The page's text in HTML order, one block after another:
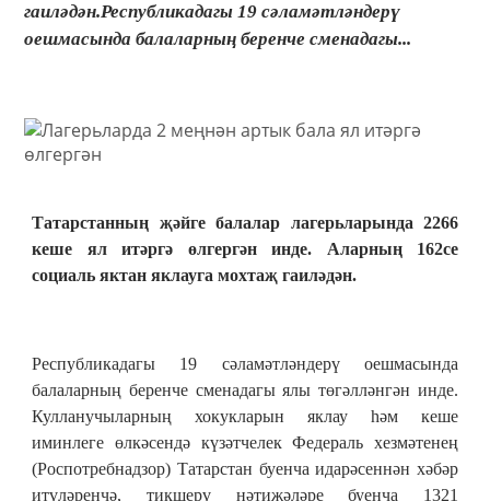
гаиләдән.Республикадагы 19 сәламәтләндерү
оешмасында балаларның беренче сменадагы...
Татарстанның җәйге балалар лагерьларында 2266
кеше ял итәргә өлгергән инде. Аларның 162се
социаль яктан яклауга мохтаҗ гаиләдән.
Республикадагы 19 сәламәтләндерү оешмасында
балаларның беренче сменадагы ялы төгәлләнгән инде.
Кулланучыларның хокукларын яклау һәм кеше
иминлеге өлкәсендә күзәтчелек Федераль хезмәтенең
(Роспотребнадзор) Татарстан буенча идарәсеннән хәбәр
итүләренчә, тикшерү нәтиҗәләре буенча 1321